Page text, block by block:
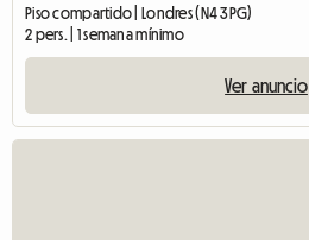
Piso compartido | Londres (N4 3PG)
2 pers. | 1 semana mínimo
Ver anuncio